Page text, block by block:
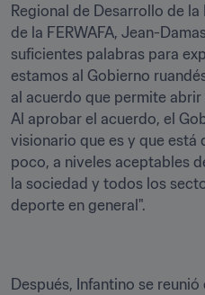
Regional de Desarrollo de
de la FERWAFA, Jean-
suficientes palabras para
estamos al Gobierno
al acuerdo que permite
Al aprobar el acuerdo, el
visionario que es y que está
poco, a niveles aceptables
la sociedad y todos los
deporte en general".
Después, Infantino se reunió